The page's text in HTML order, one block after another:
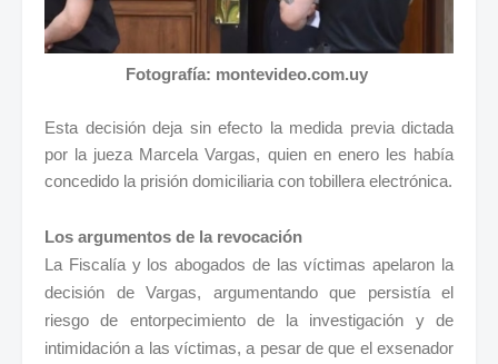
Fotografía: montevideo.com.uy
Esta decisión deja sin efecto la medida previa dictada
por la jueza Marcela Vargas, quien en enero les había
concedido la prisión domiciliaria con tobillera electrónica.
Los argumentos de la revocación
La Fiscalía y los abogados de las víctimas apelaron la
decisión de Vargas, argumentando que persistía el
riesgo de entorpecimiento de la investigación y de
intimidación a las víctimas, a pesar de que el exsenador